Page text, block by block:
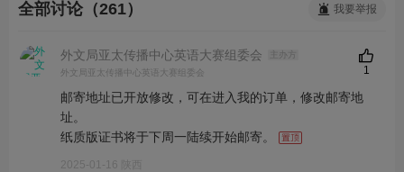
全部讨论（261） 我要举报
外文局亚太传播中心英语大赛组委会
主办方
外文局亚太传播中心英语大赛组委会
邮寄地址已开放修改，可在进入我的订单，修改邮寄地
址。
纸质版证书将于下周一陆续开始邮寄。
2025-01-16 陕西
1